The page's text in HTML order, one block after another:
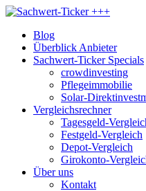
Blog
Überblick Anbieter
Sachwert-Ticker Specials
crowdinvesting
Pflegeimmobilie
Solar-
Vergleichsrechner
Tagesgeld-
Festgeld-Vergleich
Depot-Vergleich
Girokonto-
Über uns
Kontakt